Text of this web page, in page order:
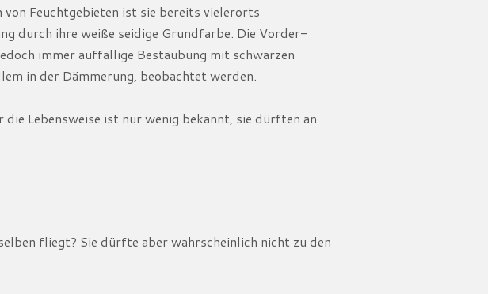
Feuchtgebieten ist sie bereits vielerorts
durch ihre weiße seidige Grundfarbe. Die Vorder-
immer auffällige Bestäubung mit schwarzen
in der Dämmerung, beobachtet werden.
Lebensweise ist nur wenig bekannt, sie dürften an
fliegt? Sie dürfte aber wahrscheinlich nicht zu den